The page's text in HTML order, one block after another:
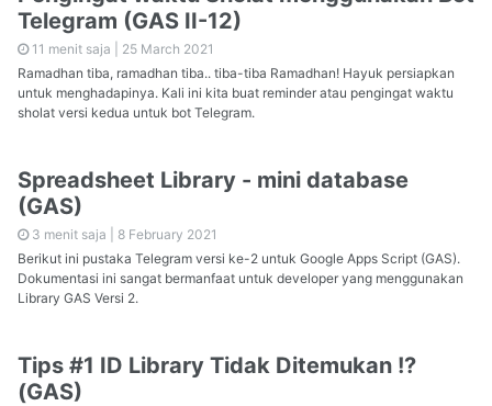
Telegram (GAS II-12)
11 menit saja | 25 March 2021
Ramadhan tiba, ramadhan tiba.. tiba-tiba Ramadhan! Hayuk persiapkan
untuk menghadapinya. Kali ini kita buat reminder atau pengingat waktu
sholat versi kedua untuk bot Telegram.
Spreadsheet Library - mini database
(GAS)
3 menit saja | 8 February 2021
Berikut ini pustaka Telegram versi ke-2 untuk Google Apps Script (GAS).
Dokumentasi ini sangat bermanfaat untuk developer yang menggunakan
Library GAS Versi 2.
Tips #1 ID Library Tidak Ditemukan !?
(GAS)